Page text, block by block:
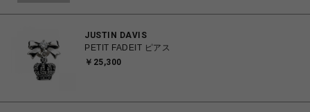
JUSTIN DAVIS
PETIT FADEIT ピアス
￥25,300